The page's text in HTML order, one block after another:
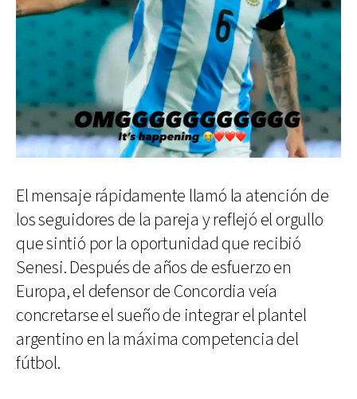
El mensaje rápidamente llamó la atención de
los seguidores de la pareja y reflejó el orgullo
que sintió por la oportunidad que recibió
Senesi. Después de años de esfuerzo en
Europa, el defensor de Concordia veía
concretarse el sueño de integrar el plantel
argentino en la máxima competencia del
fútbol.